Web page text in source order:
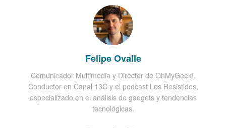
Felipe Ovalle
Comunicador Multimedia y Director de OhMyGeek!.
Conductor en Canal 13C y el podcast Los Resistidos,
especializado en el análisis de gadgets y tendencias
tecnológicas.